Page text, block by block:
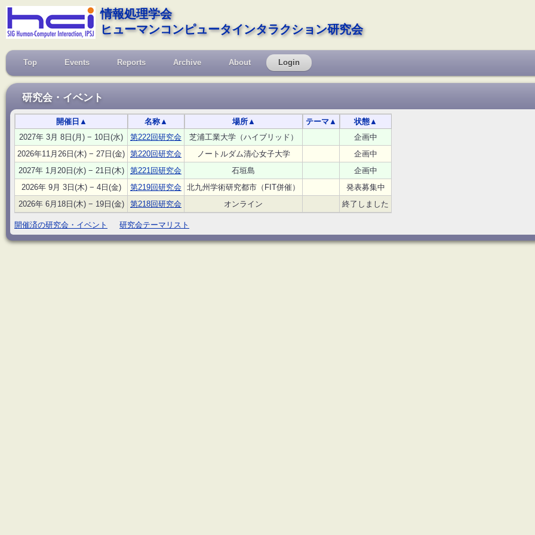
情報処理学会
ヒューマンコンピュータインタラクション研究会
Top Events Reports Archive About Login
研究会・イベント
開催日 ▲ 名称▲ 場所▲ テーマ▲ 状態▲
2027年 3月 8日(月) − 10日(水)
第222回研究会 芝浦工業大学（ハイブリッド）
企画中
2026年11月26日(木) − 27日(金) 第220回研究会 ノートルダム清心女子大学
企画中
2027年 1月20日(水) − 21日(木)
第221回研究会 石垣島
企画中
2026年 9月 3日(木) − 4日(金)
第219回研究会 北九州学術研究都市（FIT併催）
発表募集中
2026年 6月18日(木) − 19日(金)
第218回研究会 オンライン 終了しました
開催済の研究会・イベント 研究会テーマリスト